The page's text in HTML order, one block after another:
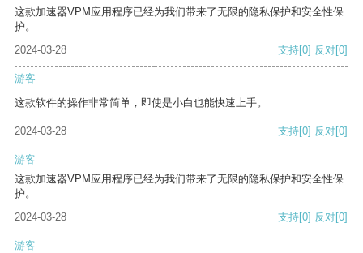
这款加速器VPM应用程序已经为我们带来了无限的隐私保护和安全性保
护。
2024-03-28
支持[0] 反对[0]
游客
这款软件的操作非常简单，即使是小白也能快速上手。
2024-03-28 支持[0] 反对[0]
游客
这款加速器VPM应用程序已经为我们带来了无限的隐私保护和安全性保
护。
2024-03-28
支持[0] 反对[0]
游客